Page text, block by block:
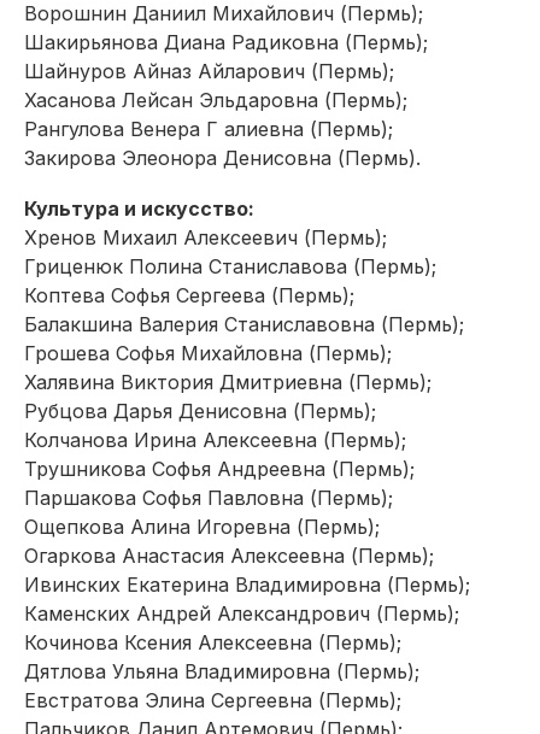
Ворошнин Даниил Михайлович (Пермь);
Шакирьянова Диана Радиковна (Пермь);
Шайнуров Айназ Айларович (Пермь);
Хасанова Лейсан Эльдаровна (Пермь);
Рангулова Венера Г алиевна (Пермь);
Закирова Элеонора Денисовна (Пермь).
Культура и искусство:
Хренов Михаил Алексеевич (Пермь);
Гриценюк Полина Станиславова (Пермь);
Коптева Софья Сергеева (Пермь);
Балакшина Валерия Станиславовна (Пермь);
Грошева Софья Михайловна (Пермь);
Халявина Виктория Дмитриевна (Пермь);
Рубцова Дарья Денисовна (Пермь);
Колчанова Ирина Алексеевна (Пермь);
Трушникова Софья Андреевна (Пермь);
Паршакова Софья Павловна (Пермь);
Ощепкова Алина Игоревна (Пермь);
Огаркова Анастасия Алексеевна (Пермь);
Ивинских Екатерина Владимировна (Пермь);
Каменских Андрей Александрович (Пермь);
Кочинова Ксения Алексеевна (Пермь);
Дятлова Ульяна Владимировна (Пермь);
Евстратова Элина Сергеевна (Пермь);
Пальчиков Данил Артемович (Пермь);